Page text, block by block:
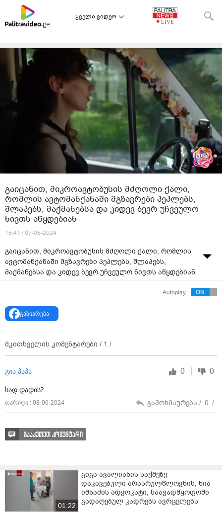
ყველა ვიდეო
გაიცანით, მიკროავტობუსის მძღოლი ქალი,
რომლის ავტომანქანაში მგზავრები პეპლებს,
შლაპებს, მაქმანებსა და კიდევ ბევრ უჩვეულო
ნივთს აწყდებიან
18:41 / 07-06-2024
გაიცანით, მიკროავტობუსის მძღოლი ქალი, რომლის
ავტომანქანაში მგზავრები პეპლებს, შლაპებს,
მაქმანებსა და კიდევ ბევრ უჩვეულო ნივთს აწყდებიან
Autoplay
გაზიარება
მკითხველის კომენტარები / 1 /
გია პაპა 0 0
სად დადის?
თარიღი : 08-06-2024 გამოხმაურება / 0 /
გააკეთეთ კომენტარი
01:22
გიგა ავალიანის საქმეზე
დაკავებული არასრულწლოვნის, ნია
იმნაძის ადვოკატი, საავადმყოფოში
გადაღებულ კადრებს ავრცელებს